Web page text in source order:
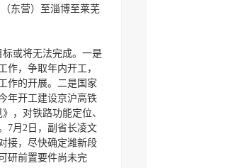
东营）至淄博至莱芜
或将无法完成。一是
作，争取年内开工，
作的开展。二是国家
年开工建设京沪高铁
，对铁路功能定位、
7月2日，副省长凌文
接，尽快确定潍新段
研前置要件尚未完